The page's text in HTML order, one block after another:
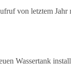
von letztem
Wassertank